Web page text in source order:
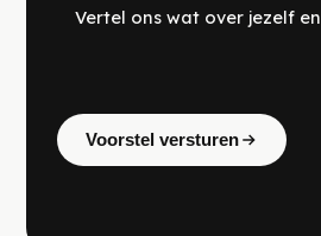
Voorstel versturen